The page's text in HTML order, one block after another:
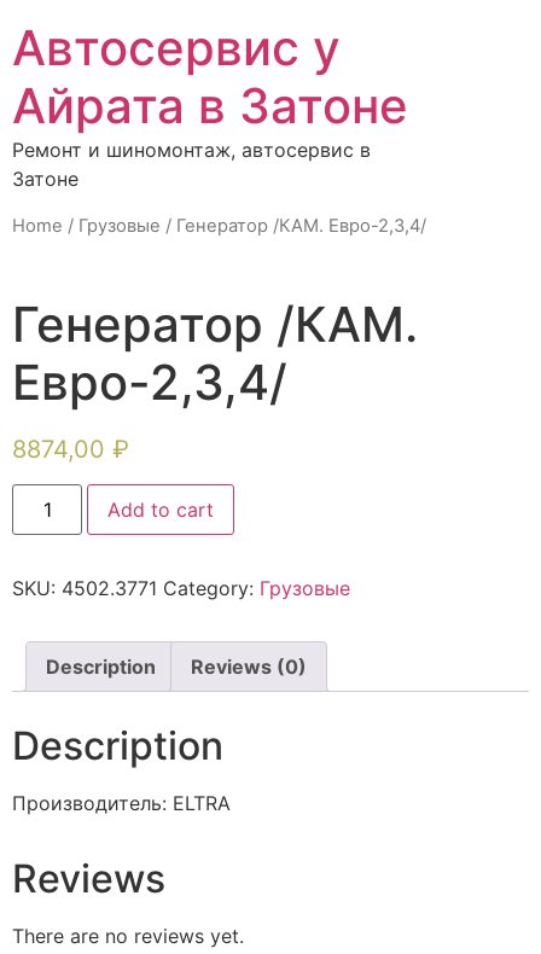
Автосервис у
Айрата в Затоне
Ремонт и шиномонтаж, автосервис в
Затоне
Home / Грузовые / Генератор /КАМ. Евро-2,3,4/
Генератор /КАМ.
Евро-2,3,4/
8874,00 ₽
Add to cart
SKU: 4502.3771 Category: Грузовые
Description Reviews (0)
Description
Производитель: ELTRA
Reviews
There are no reviews yet.